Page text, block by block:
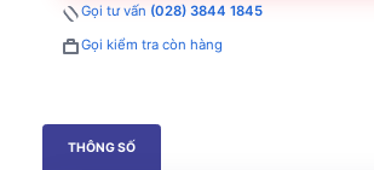
Gọi tư vấn (028) 3844 1845
Gọi kiểm tra còn hàng
THÔNG SỐ